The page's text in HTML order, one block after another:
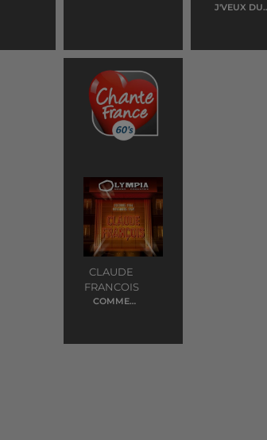
J'VEUX DU
CLAUDE
FRANCOIS
COMME